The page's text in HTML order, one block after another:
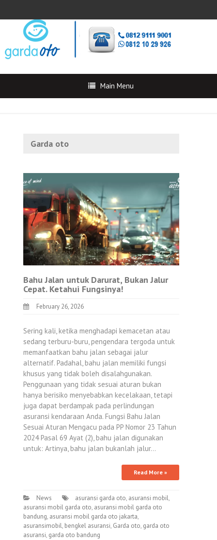
Main Menu
Garda oto
Bahu Jalan untuk Darurat, Bukan Jalur
Cepat. Ketahui Fungsinya!
February 26, 2026
Sering kali, ketika menghadapi kemacetan atau
sedang terburu-buru, pengendara tergoda untuk
memanfaatkan bahu jalan sebagai jalur
alternatif. Padahal, bahu jalan memiliki fungsi
khusus yang tidak boleh disalahgunakan.
Penggunaan yang tidak sesuai aturan bukan
hanya berisiko menyebabkan kecelakaan, tetapi
juga dapat berdampak pada perlindungan
asuransi kendaraan Anda. Fungsi Bahu Jalan
Sesuai Aturan Mengacu pada PP Nomor 23 Tahun
2024 Pasal 69 Ayat (2), bahu jalan digunakan
untuk: Artinya, bahu jalan bukanlah jalur…
Read More »
News asuransi garda oto, asuransi mobil,
asuransi mobil garda oto, asuransi mobil garda oto
bandung, asuransi mobil garda oto jakarta,
asuransimobil, bengkel asuransi, Garda oto, garda oto
asuransi, garda oto bandung